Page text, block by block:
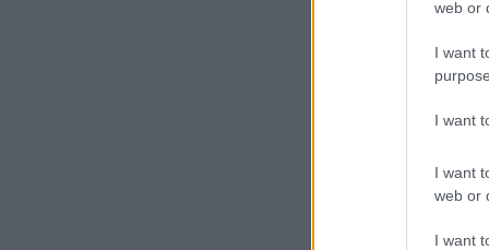
web or
I want
I want
I want
web or
I want